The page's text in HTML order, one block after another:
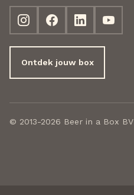
Ontdek jouw box
© 2013-2026 Beer in a Box BV